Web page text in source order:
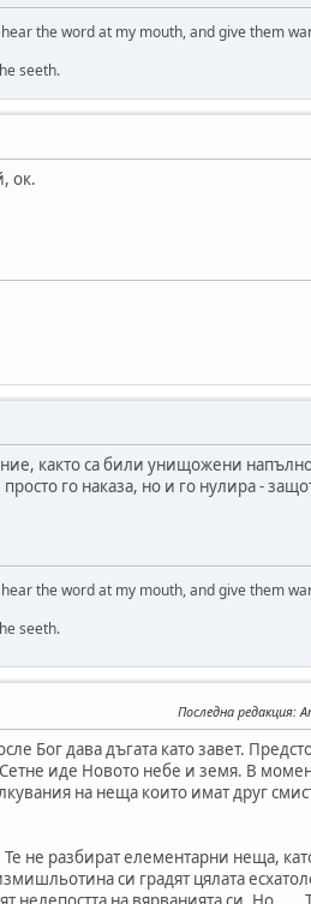
the word at my mouth, and give them
seeth.
ок.
както са били унищожени
го наказа, но и го нулира -
the word at my mouth, and give them
seeth.
Последна редакция:
Бог дава дъгата като завет.
иде Новото небе и земя. В
на неща които имат друг
не разбират елементарни неща,
си градят цялата